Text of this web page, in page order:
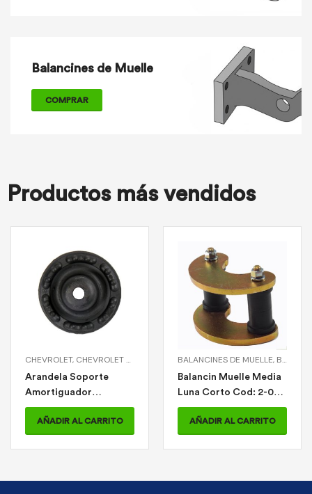
Balancines de Muelle
COMPRAR
Productos más vendidos
DELANTERO
AMORTIGUADOR > KIT SOPORTE AMORTIGUADOR DELANTERO MN
OPTRA,SOPORTES DE AMORTIGUADOR SOPORTES DE AMORTIGUADOR >
BALANCINES DE MUELLE,BALANCINES DE MUELLE > BALANCIN MUELLE MEDIA LUNA CORTO
Balancin Muelle Media
Luna Corto Cod: 2-01-
0207
AÑADIR AL CARRITO
Arandela Soporte
Amortiguador
Delantero Cod: 2-01-
0240AÑADIR AL CARRITO